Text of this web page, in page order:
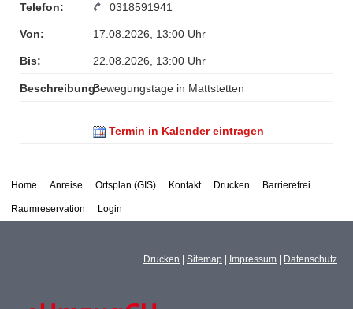
Telefon: 0318591941
Von: 17.08.2026, 13:00 Uhr
Bis: 22.08.2026, 13:00 Uhr
Beschreibung:Bewegungstage in Mattstetten
Termin in Kalender eintragen
Home Anreise Ortsplan (GIS) Kontakt Drucken Barrierefrei
Raumreservation Login
Drucken Sitemap Impressum Datenschutz